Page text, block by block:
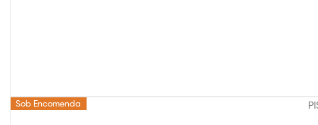
Sob Encomenda